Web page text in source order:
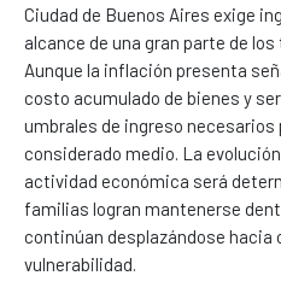
Ciudad de Buenos Aires exige
alcance de una gran parte de
Aunque la inflación presenta
costo acumulado de bienes y
umbrales de ingreso necesarios
considerado medio. La
actividad económica será
familias logran mantenerse
continúan desplazándose hacia
vulnerabilidad.